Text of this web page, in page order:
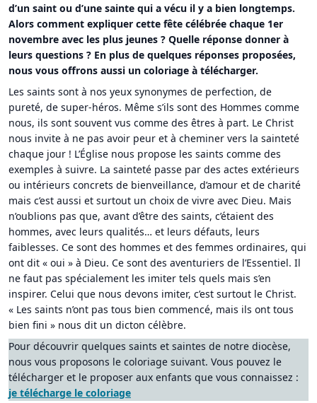
d’un saint ou d’une sainte qui a vécu il y a bien longtemps.
Alors comment expliquer cette fête célébrée chaque 1er
novembre avec les plus jeunes ? Quelle réponse donner à
leurs questions ? En plus de quelques réponses proposées,
nous vous offrons aussi un coloriage à télécharger.
Les saints sont à nos yeux synonymes de perfection, de
pureté, de super-héros. Même s’ils sont des Hommes comme
nous, ils sont souvent vus comme des êtres à part. Le Christ
nous invite à ne pas avoir peur et à cheminer vers la sainteté
chaque jour ! L’Église nous propose les saints comme des
exemples à suivre. La sainteté passe par des actes extérieurs
ou intérieurs concrets de bienveillance, d’amour et de charité
mais c’est aussi et surtout un choix de vivre avec Dieu. Mais
n’oublions pas que, avant d’être des saints, c’étaient des
hommes, avec leurs qualités… et leurs défauts, leurs
faiblesses. Ce sont des hommes et des femmes ordinaires, qui
ont dit « oui » à Dieu. Ce sont des aventuriers de l’Essentiel. Il
ne faut pas spécialement les imiter tels quels mais s’en
inspirer. Celui que nous devons imiter, c’est surtout le Christ.
« Les saints n’ont pas tous bien commencé, mais ils ont tous
bien fini » nous dit un dicton célèbre.
Pour découvrir quelques saints et saintes de notre diocèse,
nous vous proposons le coloriage suivant. Vous pouvez le
télécharger et le proposer aux enfants que vous connaissez :
je télécharge le coloriage